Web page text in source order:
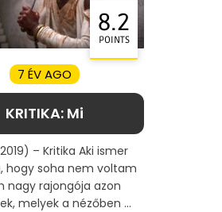
8.2
POINTS
7 ÉV AGO
KRITIKA: Mi
– Kritika Aki ismer
hogy soha nem voltam
nagy rajongója azon
melyek a nézőben ...